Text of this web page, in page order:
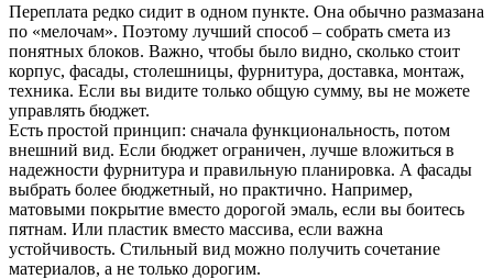
Переплата редко сидит в одном пункте. Она обычно размазана
по «мелочам». Поэтому лучший способ – собрать смета из
понятных блоков. Важно, чтобы было видно, сколько стоит
корпус, фасады, столешницы, фурнитура, доставка, монтаж,
техника. Если вы видите только общую сумму, вы не можете
управлять бюджет.
Есть простой принцип: сначала функциональность, потом
внешний вид. Если бюджет ограничен, лучше вложиться в
надежности фурнитура и правильную планировка. А фасады
выбрать более бюджетный, но практично. Например,
матовыми покрытие вместо дорогой эмаль, если вы боитесь
пятнам. Или пластик вместо массива, если важна
устойчивость. Стильный вид можно получить сочетание
материалов, а не только дорогим.